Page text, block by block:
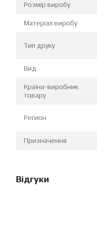
Розмір виробу
Матеріал виробу
Тип друку
Вид
Країна-виробник
товару
Регион
Призначення
Відгуки